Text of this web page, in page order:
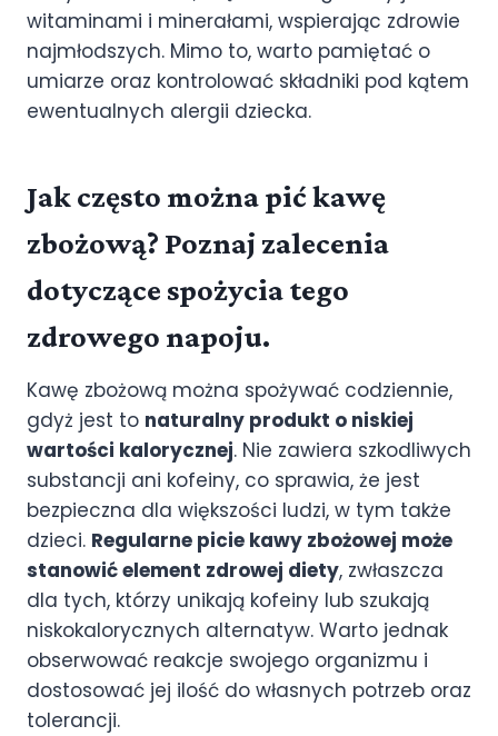
witaminami i minerałami, wspierając zdrowie
najmłodszych. Mimo to, warto pamiętać o
umiarze oraz kontrolować składniki pod kątem
ewentualnych alergii dziecka.
Jak często można pić kawę
zbożową? Poznaj zalecenia
dotyczące spożycia tego
zdrowego napoju.
Kawę zbożową można spożywać codziennie,
gdyż jest to naturalny produkt o niskiej
wartości kalorycznej. Nie zawiera szkodliwych
substancji ani kofeiny, co sprawia, że jest
bezpieczna dla większości ludzi, w tym także
dzieci. Regularne picie kawy zbożowej może
stanowić element zdrowej diety, zwłaszcza
dla tych, którzy unikają kofeiny lub szukają
niskokalorycznych alternatyw. Warto jednak
obserwować reakcje swojego organizmu i
dostosować jej ilość do własnych potrzeb oraz
tolerancji.